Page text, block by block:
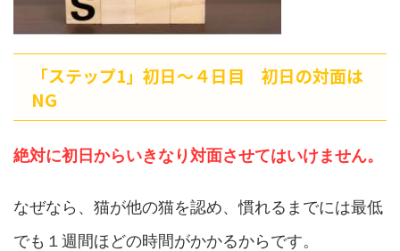
「ステップ1」初日〜４日目 初日の対面は
NG
絶対に初日からいきなり対面させてはいけません。
なぜなら、猫が他の猫を認め、慣れるまでには最低
でも１週間ほどの時間がかかるからです。